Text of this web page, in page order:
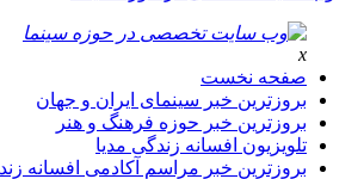
x
صفحه نخست
بروزترین خبر سینمای ایران و جهان
بروزترین خبر حوزه فرهنگ و هنر
تلویزیون افسانه زندگی مدیا
بروزترین خبر مراسم آکادمی افسانه